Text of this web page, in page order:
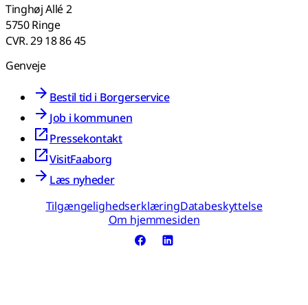
Tinghøj Allé 2
5750 Ringe
CVR. 29 18 86 45
Genveje
Bestil tid i Borgerservice
Job i kommunen
Pressekontakt
VisitFaaborg
Læs nyheder
TilgængelighedserklæringDatabeskyttelse
Om hjemmesiden